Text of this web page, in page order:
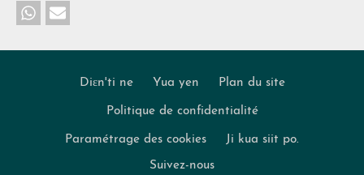
Diɛn'ti ne Yua yen Plan du site
Politique de confidentialité
Paramétrage des cookies
Ji kua siit po.
Suivez-nous